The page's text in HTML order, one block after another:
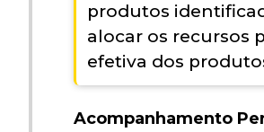
produtos
alocar os recursos
efetiva dos
Acompanhamento